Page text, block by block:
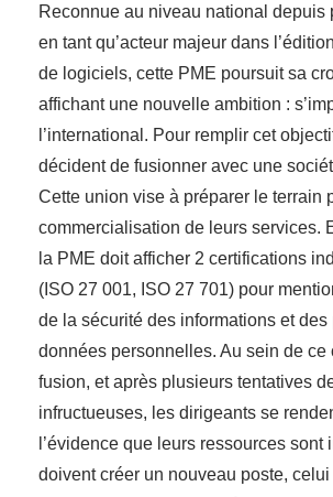
Reconnue au niveau national depuis
en tant qu’acteur majeur dans
de logiciels, cette PME poursuit sa
affichant une nouvelle ambition :
l’international. Pour remplir cet
décident de fusionner avec une
Cette union vise à préparer le terrain
commercialisation de leurs services.
la PME doit afficher 2 certifications
(ISO 27 001, ISO 27 701) pour
de la sécurité des informations et
données personnelles. Au sein de ce
fusion, et après plusieurs tentatives
infructueuses, les dirigeants se
l’évidence que leurs ressources sont
doivent créer un nouveau poste, celui